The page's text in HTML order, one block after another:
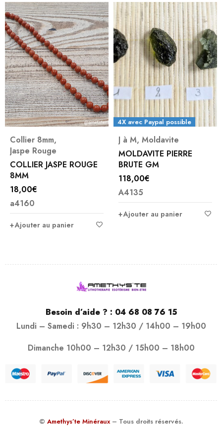
Collier 8mm,
Jaspe Rouge
COLLIER JASPE ROUGE
8MM
18,00€
a4160
Ajouter au panier
4X avec Paypal possible
J à M, Moldavite
MOLDAVITE PIERRE
BRUTE GM
118,00€
A4135
Ajouter au panier
Besoin d’aide ? : 04 68 08 76 15
Lundi – Samedi : 9h30 – 12h30 / 14h00 – 19h00
Dimanche 10h00 – 12h30 / 15h00 – 18h00
© Amethys’te Minéraux – Tous droits réservés.